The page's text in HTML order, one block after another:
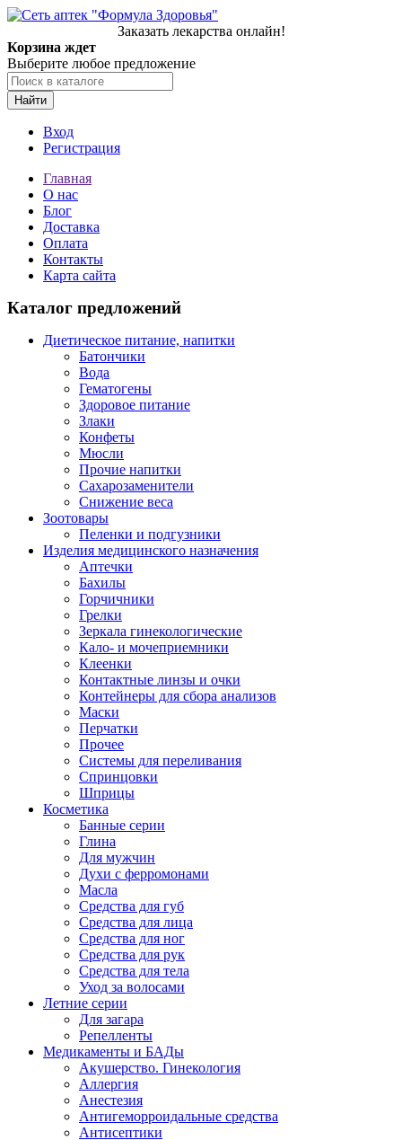
Заказать лекарства онлайн!
Корзина ждет
Выберите любое предложение
Найти
Вход
Регистрация
Главная
О нас
Блог
Доставка
Оплата
Контакты
Карта сайта
Каталог предложений
Диетическое питание, напитки
Батончики
Вода
Гематогены
Здоровое питание
Злаки
Конфеты
Мюсли
Прочие напитки
Сахарозаменители
Снижение веса
Зоотовары
Пеленки и подгузники
Изделия медицинского назначения
Аптечки
Бахилы
Горчичники
Грелки
Зеркала гинекологические
Кало- и мочеприемники
Клеенки
Контактные линзы и очки
Контейнеры для сбора анализов
Маски
Перчатки
Прочее
Системы для переливания
Спринцовки
Шприцы
Косметика
Банные серии
Глина
Для мужчин
Духи с ферромонами
Масла
Средства для губ
Средства для лица
Средства для ног
Средства для рук
Средства для тела
Уход за волосами
Летние серии
Для загара
Репелленты
Медикаменты и БАДы
Акушерство. Гинекология
Аллергия
Анестезия
Антигеморроидальные средства
Антисептики